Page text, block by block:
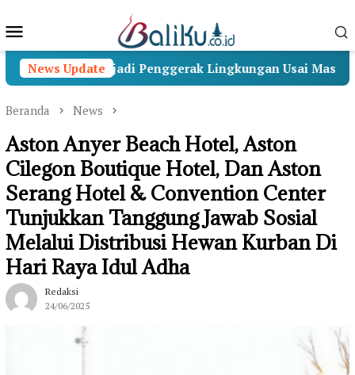
ke
Mobile
News Update
Menjadi Penggerak Lingkungan Usai Masa
Beranda News
Aston Anyer Beach Hotel, Aston
Cilegon Boutique Hotel, Dan Aston
Serang Hotel & Convention Center
Tunjukkan Tanggung Jawab Sosial
Melalui Distribusi Hewan Kurban Di
Hari Raya Idul Adha
Redaksi
24/06/2025